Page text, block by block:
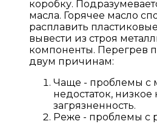
коробку.
масла. Горячее масло
расплавить
вывести из строя
компоненты. Перегрев
двум причинам:
Чаще - проблемы с
недостаток, низкое
загрязненность.
Реже - проблемы с